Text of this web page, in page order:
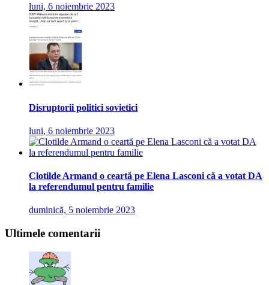
luni, 6 noiembrie 2023
Disruptorii politici sovietici
luni, 6 noiembrie 2023
Clotilde Armand o ceartă pe Elena Lasconi că a votat DA
la referendumul pentru familie
duminică, 5 noiembrie 2023
Ultimele comentarii